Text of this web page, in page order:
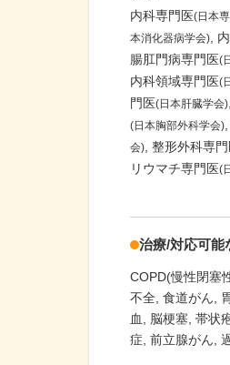
内科専門医(日本
本消化器病学会)
腸肛門病専門医(
内科領域専門医(
門医(日本肝臓学会)
(日本胸部外科学会)
会) 整形外科専
リウマチ専門医(
治療/対応可能
COPD(慢性閉塞
不全 食道がん
血
脳梗塞 帯状
症 前立腺がん